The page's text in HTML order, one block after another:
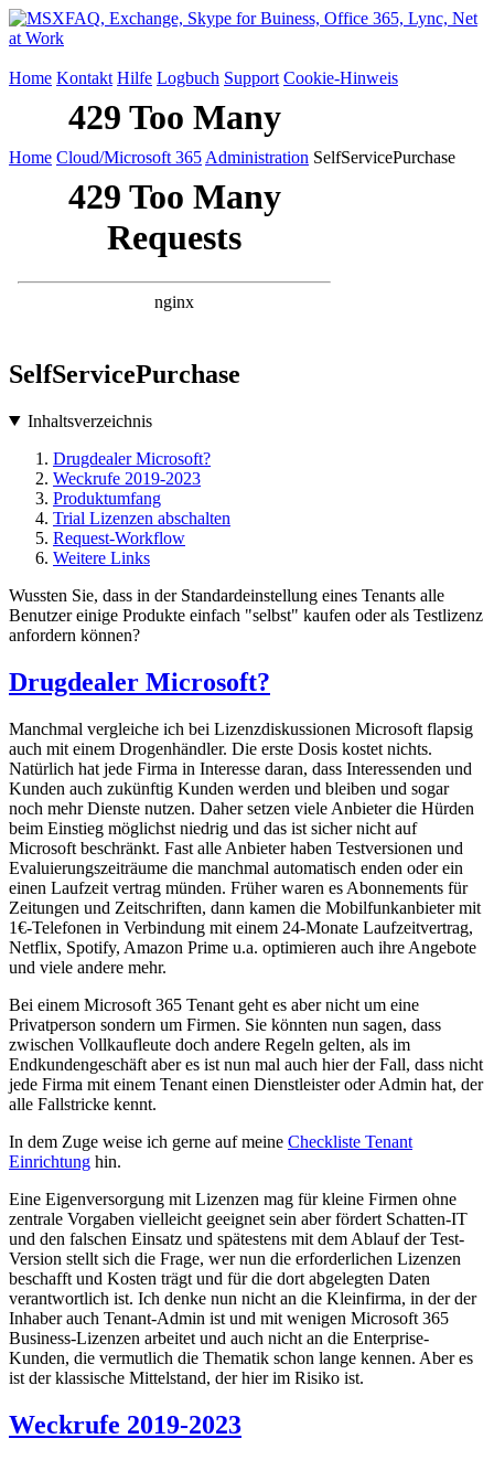
Home Kontakt Hilfe Logbuch Support Cookie-Hinweis
Home Cloud/Microsoft 365 Administration SelfServicePurchase
SelfServicePurchase
Inhaltsverzeichnis
Drugdealer Microsoft?
Weckrufe 2019-2023
Produktumfang
Trial Lizenzen abschalten
Request-Workflow
Weitere Links
Wussten Sie, dass in der Standardeinstellung eines Tenants alle
Benutzer einige Produkte einfach "selbst" kaufen oder als Testlizenz
anfordern können?
Drugdealer Microsoft?
Manchmal vergleiche ich bei Lizenzdiskussionen Microsoft flapsig
auch mit einem Drogenhändler. Die erste Dosis kostet nichts.
Natürlich hat jede Firma in Interesse daran, dass Interessenden und
Kunden auch zukünftig Kunden werden und bleiben und sogar
noch mehr Dienste nutzen. Daher setzen viele Anbieter die Hürden
beim Einstieg möglichst niedrig und das ist sicher nicht auf
Microsoft beschränkt. Fast alle Anbieter haben Testversionen und
Evaluierungszeiträume die manchmal automatisch enden oder ein
einen Laufzeit vertrag münden. Früher waren es Abonnements für
Zeitungen und Zeitschriften, dann kamen die Mobilfunkanbieter mit
1€-Telefonen in Verbindung mit einem 24-Monate Laufzeitvertrag,
Netflix, Spotify, Amazon Prime u.a. optimieren auch ihre Angebote
und viele andere mehr.
Bei einem Microsoft 365 Tenant geht es aber nicht um eine
Privatperson sondern um Firmen. Sie könnten nun sagen, dass
zwischen Vollkaufleute doch andere Regeln gelten, als im
Endkundengeschäft aber es ist nun mal auch hier der Fall, dass nicht
jede Firma mit einem Tenant einen Dienstleister oder Admin hat, der
alle Fallstricke kennt.
In dem Zuge weise ich gerne auf meine Checkliste Tenant
Einrichtung hin.
Eine Eigenversorgung mit Lizenzen mag für kleine Firmen ohne
zentrale Vorgaben vielleicht geeignet sein aber fördert Schatten-IT
und den falschen Einsatz und spätestens mit dem Ablauf der Test-
Version stellt sich die Frage, wer nun die erforderlichen Lizenzen
beschafft und Kosten trägt und für die dort abgelegten Daten
verantwortlich ist. Ich denke nun nicht an die Kleinfirma, in der der
Inhaber auch Tenant-Admin ist und mit wenigen Microsoft 365
Business-Lizenzen arbeitet und auch nicht an die Enterprise-
Kunden, die vermutlich die Thematik schon lange kennen. Aber es
ist der klassische Mittelstand, der hier im Risiko ist.
Weckrufe 2019-2023